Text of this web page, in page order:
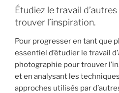
Étudiez le travail
trouver l’inspiration.
Pour progresser en tant que
essentiel d’étudier le travail
photographie pour trouver
et en analysant les
approches utilisés par